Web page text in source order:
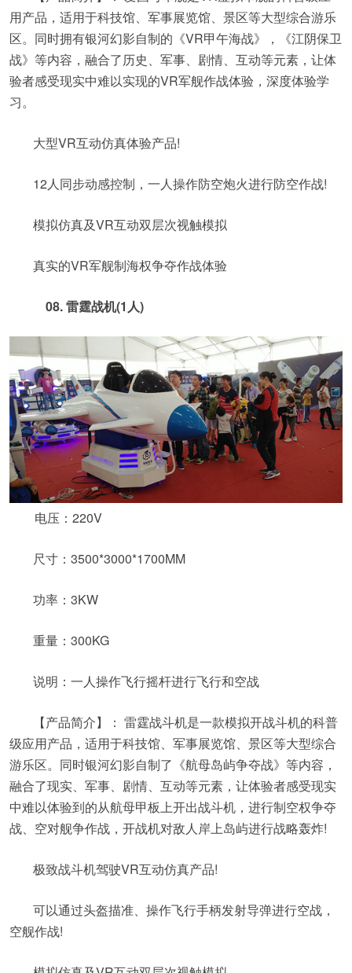
用产品，适用于科技馆、军事展览馆、景区等大型综合游乐
区。同时拥有银河幻影自制的《VR甲午海战》，《江阴保卫
战》等内容，融合了历史、军事、剧情、互动等元素，让体
验者感受现实中难以实现的VR军舰作战体验，深度体验学
习。
大型VR互动仿真体验产品!
12人同步动感控制，一人操作防空炮火进行防空作战!
模拟仿真及VR互动双层次视触模拟
真实的VR军舰制海权争夺作战体验
08. 雷霆战机(1人)
电压：220V
尺寸：3500*3000*1700MM
功率：3KW
重量：300KG
说明：一人操作飞行摇杆进行飞行和空战
【产品简介】： 雷霆战斗机是一款模拟开战斗机的科普
级应用产品，适用于科技馆、军事展览馆、景区等大型综合
游乐区。同时银河幻影自制了《航母岛屿争夺战》等内容，
融合了现实、军事、剧情、互动等元素，让体验者感受现实
中难以体验到的从航母甲板上开出战斗机，进行制空权争夺
战、空对舰争作战，开战机对敌人岸上岛屿进行战略轰炸!
极致战斗机驾驶VR互动仿真产品!
可以通过头盔描准、操作飞行手柄发射导弹进行空战，
空舰作战!